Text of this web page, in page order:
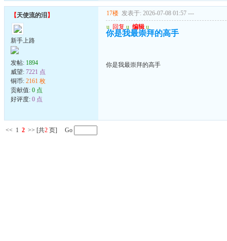
【天使流的泪 】
新手上路
发帖: 1894
威望: 7221 点
铜币: 2161 枚
贡献值: 0 点
好评度: 0 点
17楼 发表于: 2026-07-08 01:57 ---
u 回复 u 编辑 u
你是我最崇拜的高手
你是我最崇拜的高手
<< 1 2 >> [共2 页] Go